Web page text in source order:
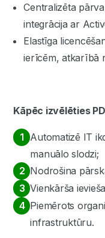
Centralizēta
integrācija ar
Elastīga
ierīcēm, atkarībā
Kāpēc izvēlēties
Automatizē IT
manuālo slodzi;
Nodrošina
Vienkārša
Piemērots
infrastruktūru.